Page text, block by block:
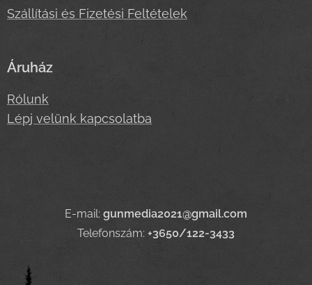
Szállítási és Fizetési Feltételek
Áruház
Rólunk
Lépj velünk kapcsolatba
E-mail: gunmedia2021@gmail.com
Telefonszám: +3650/122-3433